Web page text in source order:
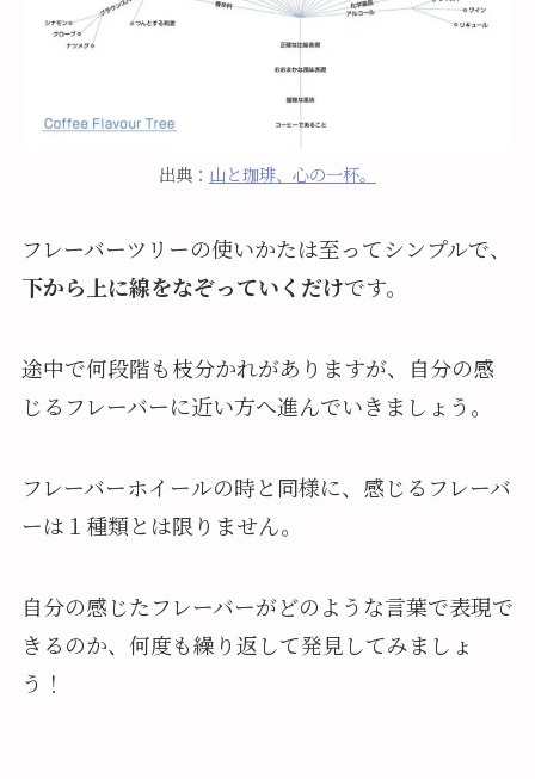
出典： 山と珈琲、心の一杯。
フレーバーツリーの使いかたは至ってシンプルで、
下から上に線をなぞっていくだけです。
途中で何段階も枝分かれがありますが、自分の感
じるフレーバーに近い方へ進んでいきましょう。
フレーバーホイールの時と同様に、感じるフレーバ
ーは１種類とは限りません。
自分の感じたフレーバーがどのような言葉で表現で
きるのか、何度も繰り返して発見してみましょ
う！